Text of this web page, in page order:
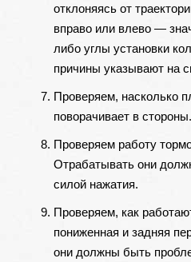
отклоняясь от
вправо или влево —
либо углы установки
причины указывают на
Проверяем, насколько
поворачивает в стороны.
Проверяем работу
Отрабатывать они
силой нажатия.
Проверяем, как
пониженная и задняя
они должны быть